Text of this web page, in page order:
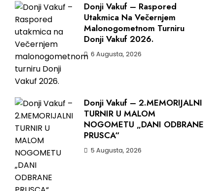
Donji Vakuf – Raspored
Utakmica Na Večernjem
Malonogometnom Turniru
Donji Vakuf 2026.
6 Augusta, 2026
Donji Vakuf – 2.MEMORIJALNI
TURNIR U MALOM
NOGOMETU „DANI ODBRANE
PRUSCA“
5 Augusta, 2026